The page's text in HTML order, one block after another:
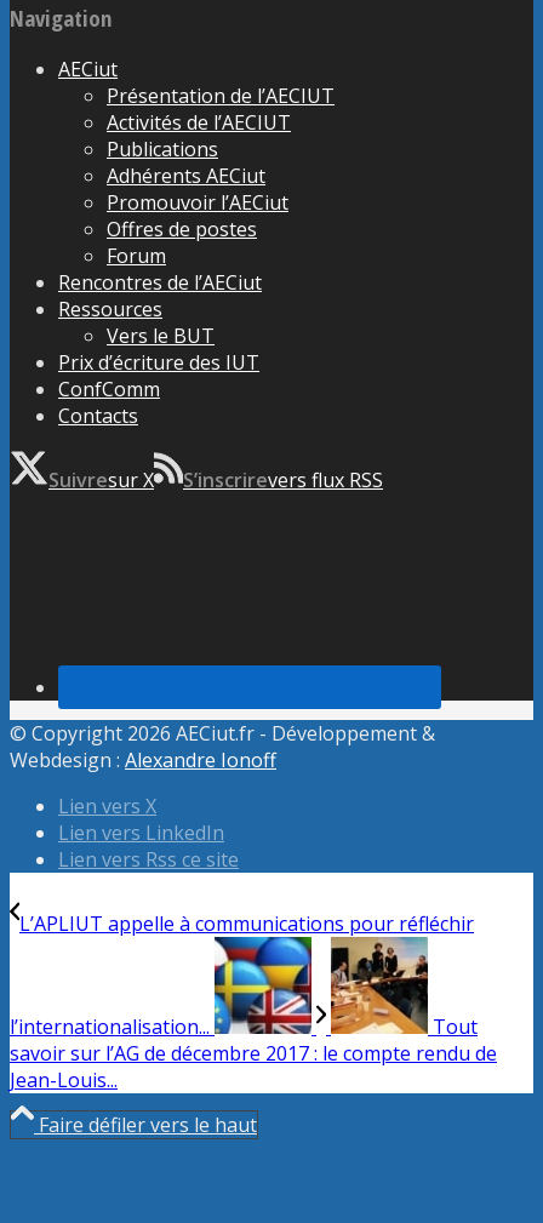
Navigation
AECiut
Présentation de l’AECIUT
Activités de l’AECIUT
Publications
Adhérents AECiut
Promouvoir l’AECiut
Offres de postes
Forum
Rencontres de l’AECiut
Ressources
Vers le BUT
Prix d’écriture des IUT
ConfComm
Contacts
Suivresur X S’inscrirevers flux RSS
© Copyright 2026 AECiut.fr - Développement &
Webdesign : Alexandre Ionoff
Lien vers X
Lien vers LinkedIn
Lien vers Rss ce site
L’APLIUT appelle à communications pour réfléchir
l’internationalisation...
Tout
savoir sur l’AG de décembre 2017 : le compte rendu de
Jean-Louis...
Faire défiler vers le haut